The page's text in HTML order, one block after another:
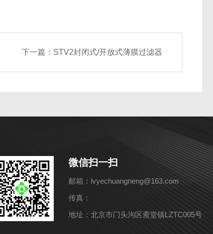
下一篇： STV2封闭式/开放式薄膜过滤器
微信扫一扫
邮箱：lvyechuangneng@163.com
传真：
地址：北京市门头沟区斋堂镇LZTC005号